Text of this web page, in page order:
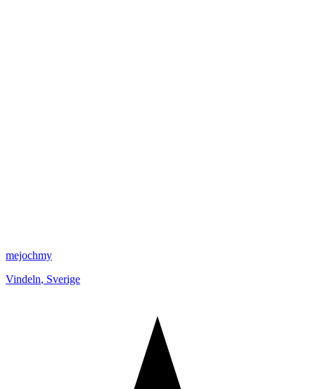
mejochmy
Vindeln, Sverige